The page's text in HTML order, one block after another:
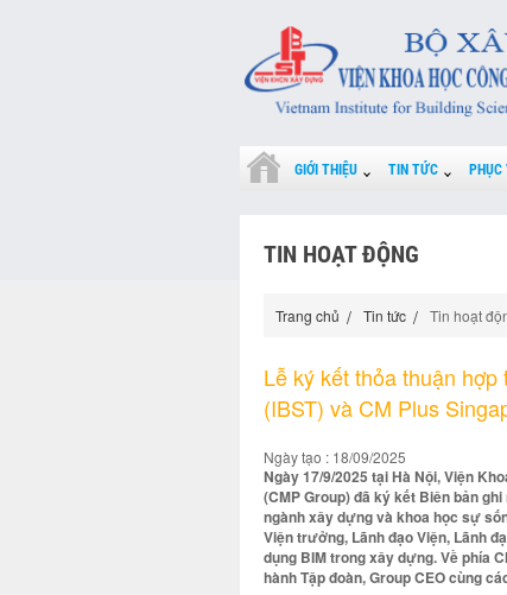
GIỚI THIỆU TIN TỨC PHỤC
TIN HOẠT ĐỘNG
Trang chủ Tin tức Tin hoạt
Lễ ký kết thỏa thuận
(IBST) và CM Plus
Ngày tạo : 18/09/2025
Ngày 17/9/2025 tại Hà Nội, Viện
(CMP Group) đã ký kết Biên bản
ngành xây dựng và khoa học sự
Viện trưởng, Lãnh đạo Viện, Lãnh
dụng BIM trong xây dựng. Về phía
hành Tập đoàn, Group CEO cùng